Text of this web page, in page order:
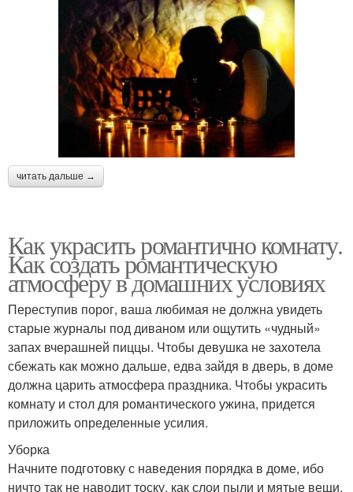
читать дальше →
Как украсить романтично комнату.
Как создать романтическую
атмосферу в домашних условиях
Переступив порог, ваша любимая не должна увидеть
старые журналы под диваном или ощутить «чудный»
запах вчерашней пиццы. Чтобы девушка не захотела
сбежать как можно дальше, едва зайдя в дверь, в доме
должна царить атмосфера праздника. Чтобы украсить
комнату и стол для романтического ужина, придется
приложить определенные усилия.
Уборка
Начните подготовку с наведения порядка в доме, ибо
ничто так не наводит тоску, как слои пыли и мятые вещи,